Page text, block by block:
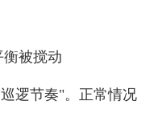
被搅动
逻节奏"。正常情况